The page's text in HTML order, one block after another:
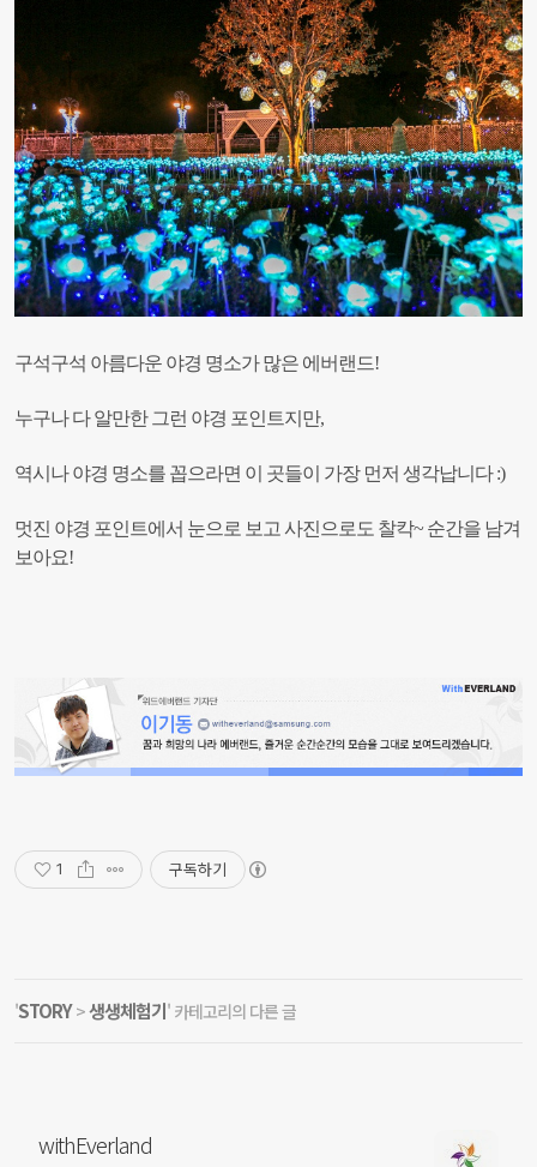
구석구석 아름다운 야경 명소가 많은 에버랜드!
누구나 다 알만한 그런 야경 포인트지만,
역시나 야경 명소를 꼽으라면 이 곳들이 가장 먼저 생각납니다 :)
멋진 야경 포인트에서 눈으로 보고 사진으로도 찰칵~ 순간을 남겨
보아요!
1 구독하기
'STORY>생생체험기' 카테고리의 다른 글
withEverland